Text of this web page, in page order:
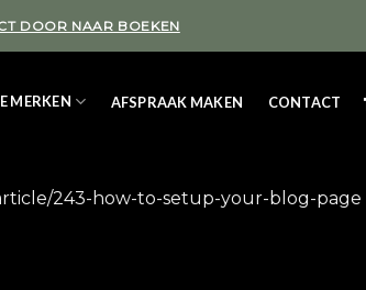
DOOR NAAR BOEKEN
MERKEN AFSPRAAK MAKEN CONTACT
243-how-to-setup-your-blog-page